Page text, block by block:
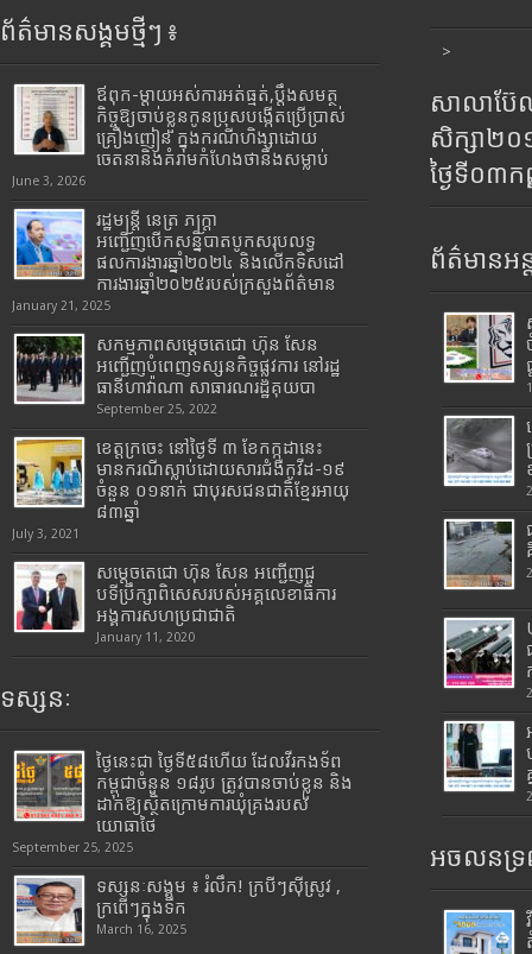
ព័ត៌មានសង្គមថ្មីៗ ៖
ឪពុក-ម្ដាយអស់ការអត់ធ្មត់,ប្ដឹងសមត្ថ
កិច្ចឱ្យចាប់ខ្លួនកូនប្រុសបង្កើតប្រើប្រាស់
គ្រឿងញៀន ក្នុងករណីហិង្សាដោយ
ចេតនានិងគំរាមកំហែងថានឹងសម្លាប់
June 3, 2026
រដ្ឋមន្រ្តី​ នេត្រ​ ភក្ត្រា​
អញ្ជើញបើកសន្និបាតបូកសរុបលទ្ធ
ផលការងារឆ្នាំ២០២៤ និងលើកទិសដៅ
ការងារឆ្នាំ២០២៥របស់​ក្រសួង​ព័ត៌មាន​
January 21, 2025
សកម្មភាពសម្តេចតេជោ ហ៊ុន សែន
អញ្ជើញបំពេញទស្សនកិច្ចផ្លូវការ នៅរដ្ឋ
ធានីហាវ៉ាណា សាធារណរដ្ឋគុយបា
September 25, 2022
ខេត្តក្រចេះ នៅថ្ងៃទី ៣ ខែកក្កដានេះ
មានករណីស្លាប់ដោយសារជំងឺកូវីដ-១៩
ចំនួន ០១នាក់ ជាបុរសជនជាតិខ្មែរអាយុ
៨៣ឆ្នាំ
July 3, 2021
សម្តេចតេជោ ហ៊ុន សែន អញ្ជើញជួ
បទីប្រឹក្សាពិសេសរបស់អគ្គលេខាធិការ
អង្គការសហប្រជាជាតិ
January 11, 2020
ទស្សនៈ
ថ្ងៃនេះជា ថ្ងៃទី៥៨ហើយ ដែលវីរកងទ័ព
កម្ពុជាចំនួន ១៨រូប ត្រូវបានចាប់ខ្លួន និង
ដាក់ឱ្យស្ថិតក្រោមការឃុំគ្រងរបស់
យោធាថៃ
September 25, 2025
ទស្សនៈសង្គម ៖ រំលឹក! ក្របីៗស៊ីស្រូវ ,
ក្រពើៗក្នុងទឹក
March 16, 2025
>
សាលាប៊ែ
សិក្សា២
ថ្ងៃទី០៣
ព័ត៌មានអន្
អចលនទ្រ